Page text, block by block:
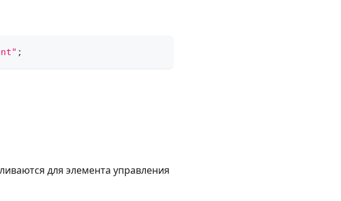
;
для элемента управления